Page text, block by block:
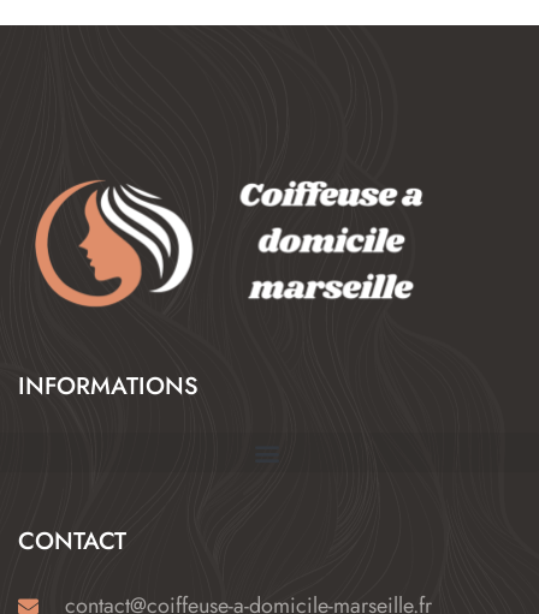
INFORMATIONS
CONTACT
contact@coiffeuse-a-domicile-marseille.fr